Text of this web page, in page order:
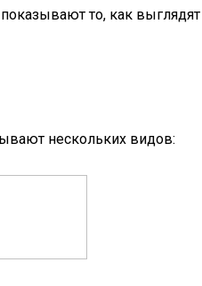
то, как выглядят
нескольких видов: